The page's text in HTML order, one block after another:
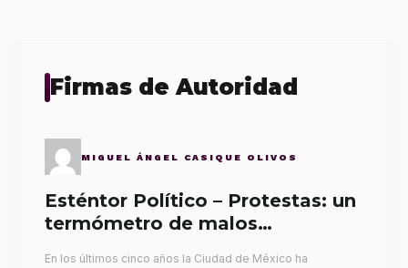
Firmas de Autoridad
MIGUEL ÁNGEL CASIQUE OLIVOS
Esténtor Político – Protestas: un
termómetro de malos
En los últimos cinco años la Ciudad de México ha